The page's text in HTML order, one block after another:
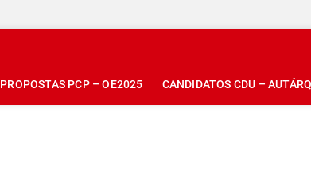
PROPOSTAS PCP – OE2025 CANDIDATOS CDU –